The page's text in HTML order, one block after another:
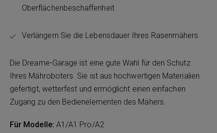
Oberflächenbeschaffenheit
Verlängern Sie die Lebensdauer Ihres Rasenmähers
Die Dreame-Garage ist eine gute Wahl für den Schutz
Ihres Mähroboters. Sie ist aus hochwertigen Materialien
gefertigt, wetterfest und ermöglicht einen einfachen
Zugang zu den Bedienelementen des Mähers.
Für Modelle: A1/A1 Pro/A2